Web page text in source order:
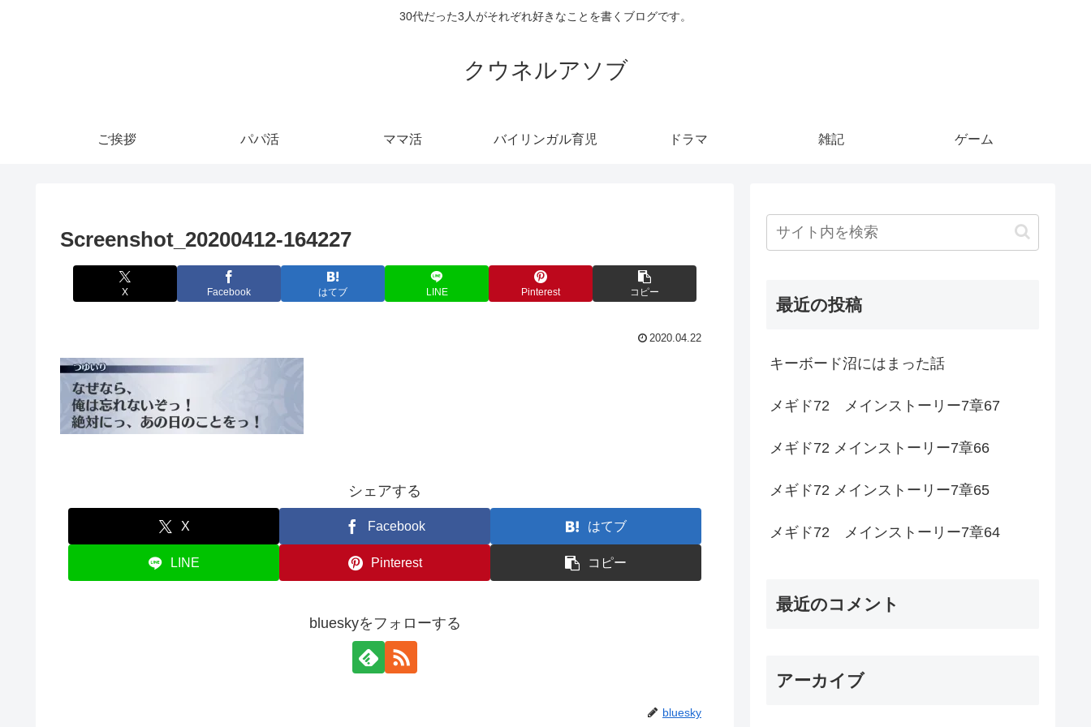
30代だった3人がそれぞれ好きなことを書くブログです。
クウネルアソブ
ご挨拶 パパ活 ママ活 バイリンガル育児 ドラマ 雑記 ゲーム
Screenshot_20200412-164227
X Facebook はてブ LINE Pinterest コピー
2020.04.22
シェアする
X Facebook はてブ
LINE Pinterest コピー
blueskyをフォローする
bluesky
最近の投稿
キーボード沼にはまった話
メギド72 メインストーリー7章67
メギド72 メインストーリー7章66
メギド72 メインストーリー7章65
メギド72 メインストーリー7章64
最近のコメント
アーカイブ